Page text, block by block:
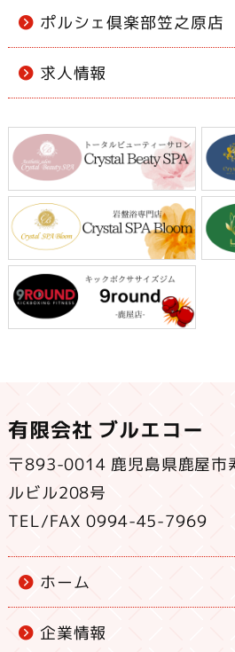
ポルシェ倶楽部笠之原店
求人情報
有限会社 ブルエコー
〒893-0014 鹿児島県鹿屋市
ルビル208号
TEL/FAX 0994-45-7969
ホーム
企業情報